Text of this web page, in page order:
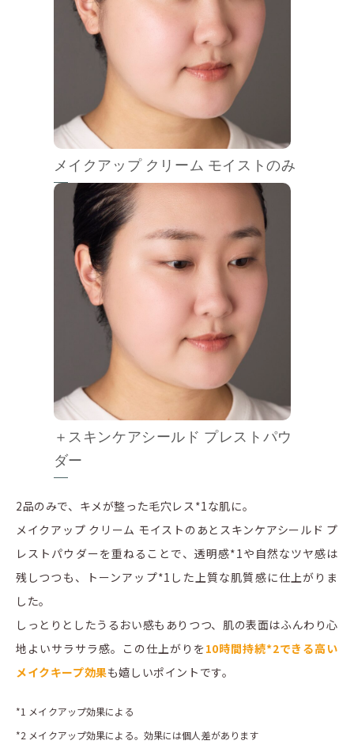
メイクアップ クリーム モイストのみ
＋スキンケアシールド プレストパウ
ダー
2品のみで、キメが整った毛穴レス*1な肌に。
メイクアップ クリーム モイストのあとスキンケアシールド プ
レストパウダーを重ねることで、透明感*1や自然なツヤ感は
残しつつも、トーンアップ*1した上質な肌質感に仕上がりま
した。
しっとりとしたうるおい感もありつつ、肌の表面はふんわり心
地よいサラサラ感。この仕上がりを10時間持続*2できる高い
メイクキープ効果も嬉しいポイントです。
*1 メイクアップ効果による
*2 メイクアップ効果による。効果には個人差があります